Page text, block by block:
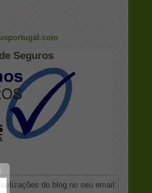
Seguros
do blog no seu email: